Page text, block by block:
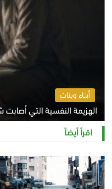
أبناء وبنات
الهزيمة النفسية التي أصابت
الخميس 6 أغسطس 2026 11:12 ص
اقرأ أيضاً